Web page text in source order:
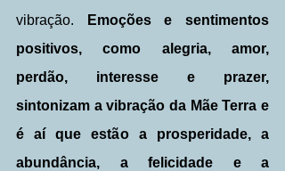
vibração. Emoções e sentimentos
positivos, como alegria, amor,
perdão, interesse e prazer,
sintonizam a vibração da Mãe Terra e
é aí que estão a prosperidade, a
abundância, a felicidade e a